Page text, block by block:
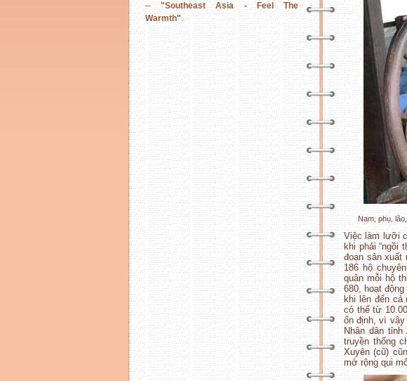
–"Southeast Asia - Feel The
Warmth".
Nam, phụ,
Việc làm lưỡi
khi phải “ngồi
đoạn sản xuất
186 hộ
quân mỗi hộ
680, hoạt
khi lên đến
có thể từ
ổn định, vì vậy
Nhân dân
truyền thống
Xuyên (cũ)
mở rộng qui